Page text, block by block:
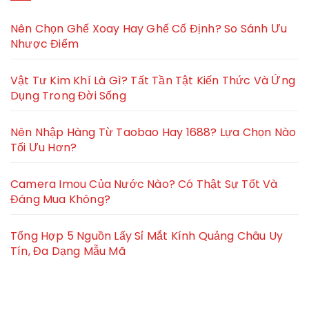
Nên Chọn Ghế Xoay Hay Ghế Cố Định? So Sánh Ưu
Nhược Điểm
Vật Tư Kim Khí Là Gì? Tất Tần Tật Kiến Thức Và Ứng
Dụng Trong Đời Sống
Nên Nhập Hàng Từ Taobao Hay 1688? Lựa Chọn Nào
Tối Ưu Hơn?
Camera Imou Của Nước Nào? Có Thật Sự Tốt Và
Đáng Mua Không?
Tổng Hợp 5 Nguồn Lấy Sỉ Mắt Kính Quảng Châu Uy
Tín, Đa Dạng Mẫu Mã